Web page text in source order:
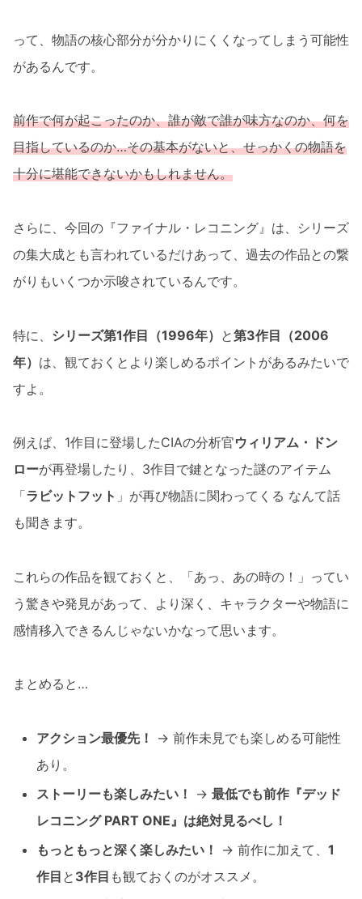
って、物語の核心部分が分かりにくくなってしまう可能性
があるんです。
前作で何が起こったのか、誰が敵で誰が味方なのか、何を
目指しているのか…その基本がないと、せっかくの物語を
十分に堪能できないかもしれません。
さらに、今回の『ファイナル・レコニング』は、シリーズ
の集大成とも言われているだけあって、過去の作品との繋
がりもいくつか示唆されているんです。
特に、 シリーズ第1作目（1996年） と第3作目（2006
年） は、観ておくとより楽しめるポイントがあるみたいで
すよ。
例えば、1作目に登場したCIAの分析官ウィリアム・ドン
ローが再登場したり、3作目で鍵となった謎のアイテム
「ラビットフット 」が再び物語に関わってくる なんて話
も聞きます。
これらの作品を観ておくと、「あっ、あの時の！」ってい
う驚きや発見があって、より深く、キャラクターや物語に
感情移入できるんじゃないかなって思います。
まとめると…
アクション最優先！
→ 前作未見でも楽しめる可能性
あり。
ストーリーも楽しみたい！
→最低でも前作『デッド
レコニング PART ONE』は絶対見るべし！
もっともっと深く楽しみたい！
→ 前作に加えて、1
作目 と 3作目 も観ておくのがオススメ。